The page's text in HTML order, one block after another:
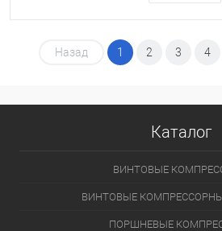
Назад 1 2 3 4
Каталог
ВИНТОВЫЕ
ВИНТОВЫЕ
ПОРШНЕВЫЕ